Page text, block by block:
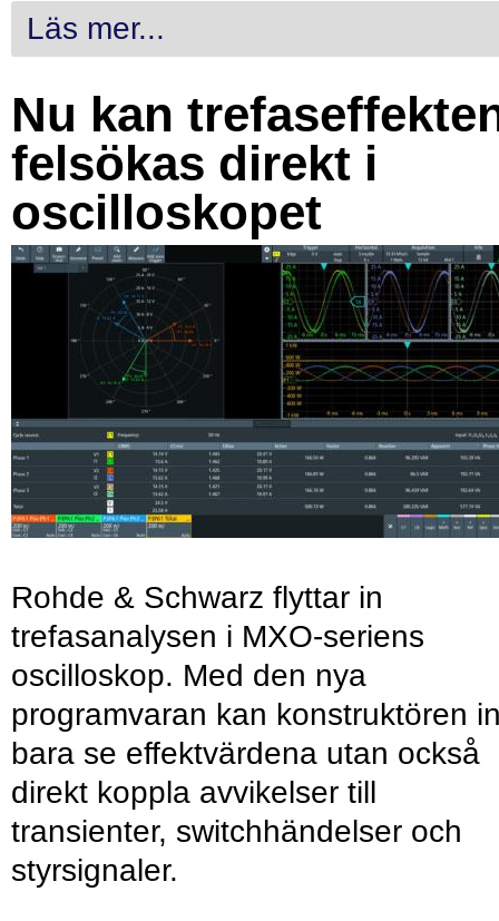
Läs mer...
Nu kan
felsökas direkt i
oscilloskopet
Rohde & Schwarz flyttar in
trefasanalysen i MXO-seriens
oscilloskop. Med den nya
programvaran kan konstruktören
bara se effektvärdena utan också
direkt koppla avvikelser till
transienter, switchhändelser och
styrsignaler.